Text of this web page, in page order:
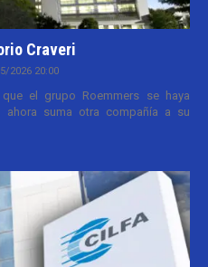
Craveri
2026 20:00
el grupo Roemmers se haya
suma otra compañía a su